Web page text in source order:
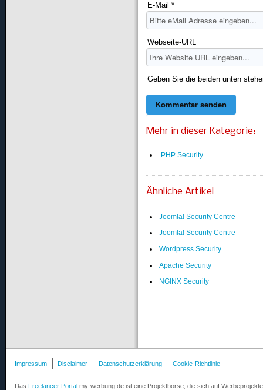
E-Mail *
Webseite-URL
Geben Sie die beiden unten
Mehr in dieser Kategorie:
PHP Security
Ähnliche Artikel
Joomla! Security Centre
Joomla! Security Centre
Wordpress Security
Apache Security
NGINX Security
Impressum Disclaimer Datenschutzerklärung Cookie-Richtlinie
Das Freelancer Portal my-werbung.de ist eine Projektbörse, die sich auf